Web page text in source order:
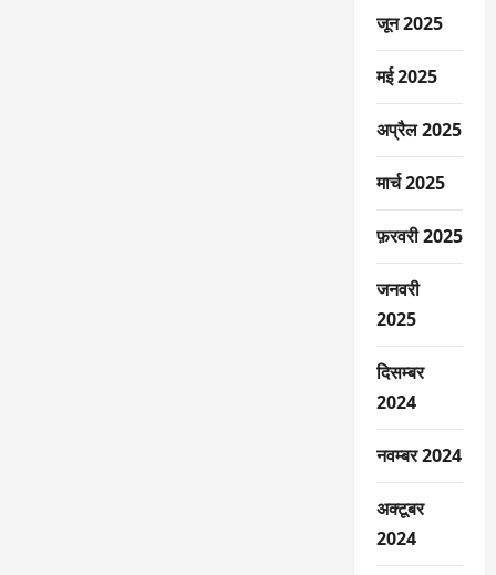
जून 2025
मई 2025
अप्रैल 2025
मार्च 2025
फ़रवरी 2025
जनवरी
2025
दिसम्बर
2024
नवम्बर 2024
अक्टूबर
2024